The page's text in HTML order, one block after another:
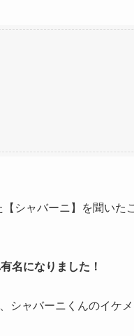
シャバーニ】を聞いた
名になりました！
シャバーニくんのイケ